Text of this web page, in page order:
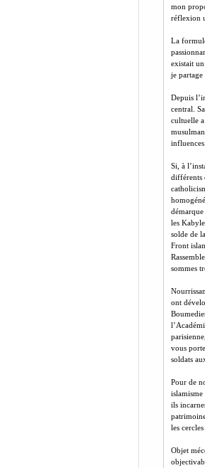
mon
réflexion
La
existait
je partage
Depuis
central.
cultuelle
Si, à
différents
les
solde de
Front
sommes
ont
vous
soldats
Pour de
ils
les cercles
Objet